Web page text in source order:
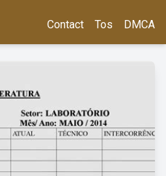
Contact Tos DMCA